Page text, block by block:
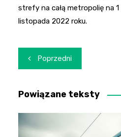
strefy na całą metropolię na
listopada 2022 roku.
Nawigacja
wpisu
Poprzedni
Powiązane teksty